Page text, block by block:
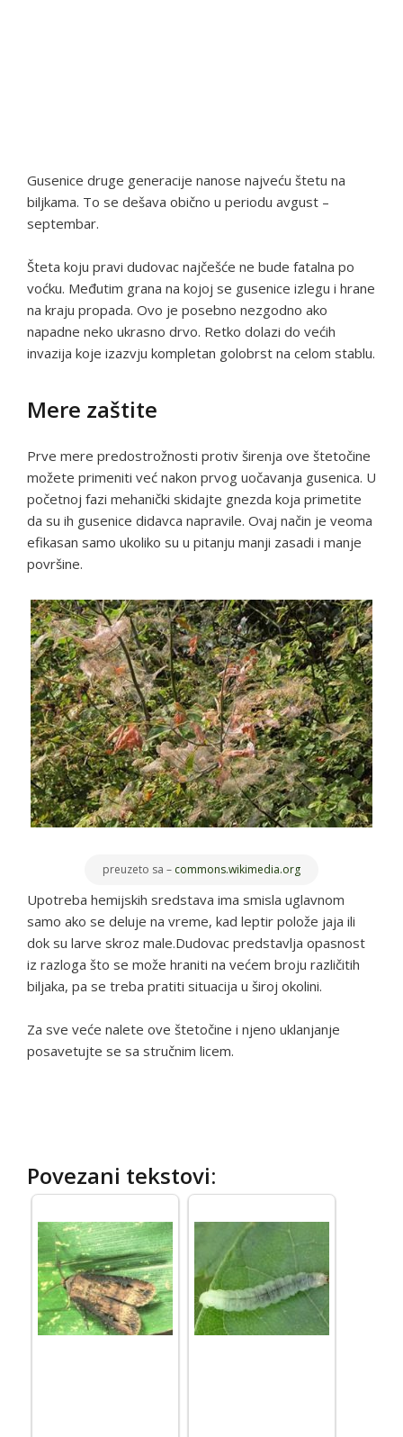
Gusenice druge generacije nanose najveću štetu na
biljkama. To se dešava obično u periodu avgust –
septembar.
Šteta koju pravi dudovac najčešće ne bude fatalna po
voćku. Međutim grana na kojoj se gusenice izlegu i hrane
na kraju propada. Ovo je posebno nezgodno ako
napadne neko ukrasno drvo. Retko dolazi do većih
invazija koje izazvju kompletan golobrst na celom stablu.
Mere zaštite
Prve mere predostrožnosti protiv širenja ove štetočine
možete primeniti već nakon prvog uočavanja gusenica. U
početnoj fazi mehanički skidajte gnezda koja primetite
da su ih gusenice didavca napravile. Ovaj način je veoma
efikasan samo ukoliko su u pitanju manji zasadi i manje
površine.
preuzeto sa – commons.wikimedia.org
Upotreba hemijskih sredstava ima smisla uglavnom
samo ako se deluje na vreme, kad leptir polože jaja ili
dok su larve skroz male.Dudovac predstavlja opasnost
iz razloga što se može hraniti na većem broju različitih
biljaka, pa se treba pratiti situacija u široj okolini.
Za sve veće nalete ove štetočine i njeno uklanjanje
posavetujte se sa stručnim licem.
Povezani tekstovi: